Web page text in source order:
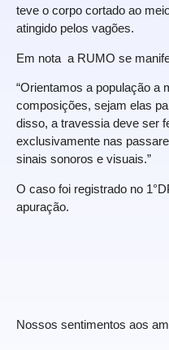
teve o corpo cortado ao
atingido pelos vagões.
Em nota a RUMO se
“Orientamos a população a
composições, sejam elas
disso, a travessia deve ser
exclusivamente nas
sinais sonoros e visuais.”
O caso foi registrado no
apuração.
Nossos sentimentos aos